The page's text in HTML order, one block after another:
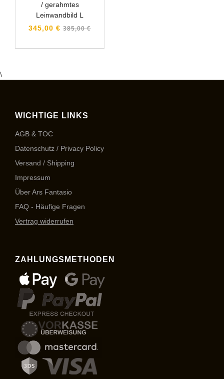
/ gerahmtes
Leinwandbild L
345,00 € Normaler
385,00 €
\
WICHTIGE LINKS
AGB & TOC
Datenschutz / Privacy Policy
Versand / Shipping
Impressum
Über Ars Fantasio
FAQ - Häufige Fragen
Vertrag widerrufen
ZAHLUNGSMETHODEN